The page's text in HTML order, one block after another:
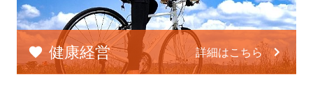
健康経営 詳細はこちら